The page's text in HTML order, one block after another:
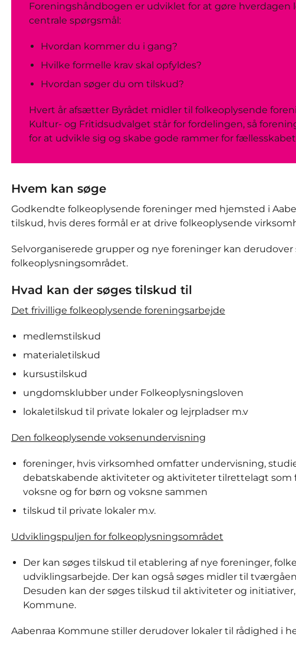
Foreningshåndbogen er udviklet for at gøre hverdagen
centrale spørgsmål:
Hvordan kommer du i gang?
Hvilke formelle krav skal opfyldes?
Hvordan søger du om tilskud?
Hvert år afsætter Byrådet midler til folkeoplysende
Kultur- og Fritidsudvalget står for fordelingen, så
for at udvikle sig og skabe gode rammer for
Hvem kan søge
Godkendte folkeoplysende foreninger med hjemsted i
tilskud, hvis deres formål er at drive folkeoplysende
Selvorganiserede grupper og nye foreninger kan
folkeoplysningsområdet.
Hvad kan der søges tilskud til
Det frivillige folkeoplysende foreningsarbejde
medlemstilskud
materialetilskud
kursustilskud
ungdomsklubber under Folkeoplysningsloven
lokaletilskud til private lokaler og lejrpladser m.v
Den folkeoplysende voksenundervisning
foreninger, hvis virksomhed omfatter undervisning,
debatskabende aktiviteter og aktiviteter tilrettelagt
voksne og for børn og voksne sammen
tilskud til private lokaler m.v.
Udviklingspuljen for folkeoplysningsområdet
Der kan søges tilskud til etablering af nye foreninger,
udviklingsarbejde. Der kan også søges midler til
Desuden kan der søges tilskud til aktiviteter og
Kommune.
Aabenraa Kommune stiller derudover lokaler til rådighed i